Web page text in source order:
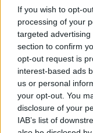
If you wish to opt-
processing of your
targeted
section to confirm
opt-out request is
interest-based ads
us or personal
your opt-out. You
disclosure of your
IAB’s list of
az